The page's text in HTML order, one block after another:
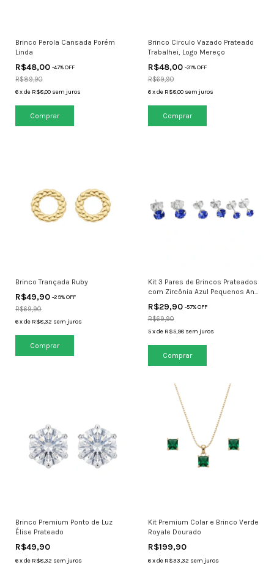
Brinco Perola Cansada Porém
Linda
R$48,00 -47% OFF
R$89,90
6xde R$8,00 sem juros
Brinco Circulo Vazado Prateado
Trabalhei, Logo Mereço
R$48,00 -31% OFF
R$69,90
6 xde R$8,00 sem juros
Brinco Trançada Ruby
R$49,90 -29% OFF
R$69,90
6xde R$8,32 sem juros
Kit 3 Pares de Brincos Prateados
com Zircônia Azul Pequenos Ana
Paula
R$29,90 -57% OFF
R$69,90
5 xde R$5,98 sem juros
Brinco Premium Ponto de Luz
Élise Prateado
R$49,90
6xde R$8,32 sem juros
Kit Premium Colar e Brinco Verde
Royale Dourado
R$199,90
6 xde R$33,32 sem juros